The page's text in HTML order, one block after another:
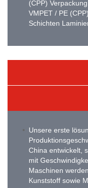
(CPP)
VMPET / PE
Schichten
Unsere erste
China entwickelt,
mit
Maschinen
Kunststoff sowie